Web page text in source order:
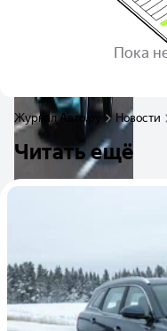
Пока
Журнал Авто.ру Новости
Читать ещё